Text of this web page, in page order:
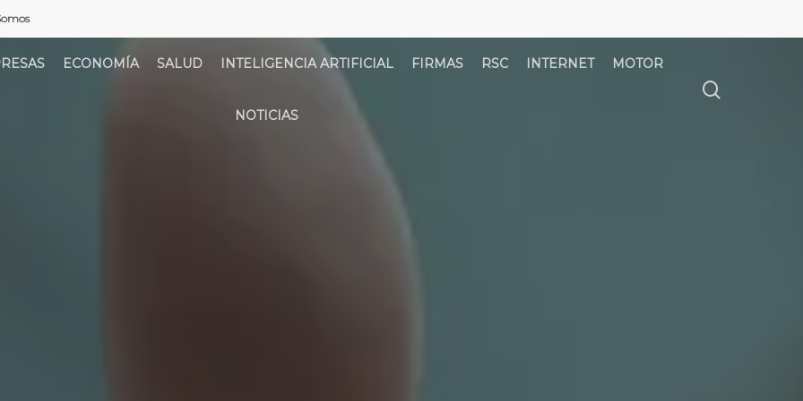
ECONOMÍA SALUD INTELIGENCIA ARTIFICIAL FIRMAS RSC INTERNET MOTOR
NOTICIAS